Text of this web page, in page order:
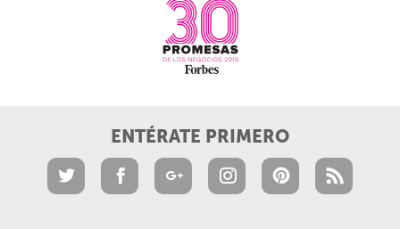
ENTÉRATE PRIMERO